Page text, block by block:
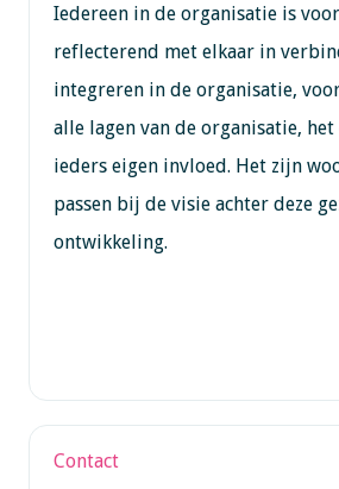
Iedereen in de organisatie is
reflecterend met elkaar in
integreren in de organisatie,
alle lagen van de organisatie, het
ieders eigen invloed. Het zijn
passen bij de visie achter deze
ontwikkeling.
Contact